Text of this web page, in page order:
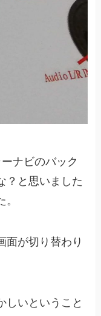
ナビのバック
？と思いました
面が切り替わり
しいということ